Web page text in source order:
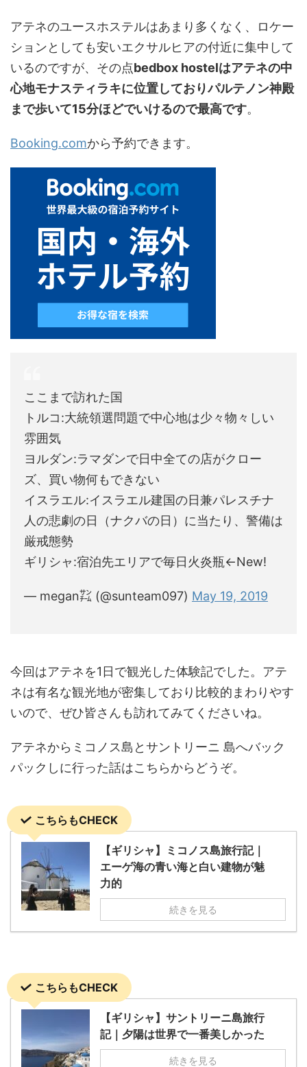
アテネのユースホステルはあまり多くなく、ロケー
ションとしても安いエクサルヒアの付近に集中して
いるのですが、その点bedbox hostelはアテネの中
心地モナスティラキに位置しておりパルテノン神殿
まで歩いて15分ほどでいけるので最高です。
Booking.comから予約できます。
ここまで訪れた国
トルコ:大統領選問題で中心地は少々物々しい
雰囲気
ヨルダン:ラマダンで日中全ての店がクロー
ズ、買い物何もできない
イスラエル:イスラエル建国の日兼パレスチナ
人の悲劇の日（ナクバの日）に当たり、警備は
厳戒態勢
ギリシャ:宿泊先エリアで毎日火炎瓶←New!
— megan㌠ (@sunteam097) May 19, 2019
今回はアテネを1日で観光した体験記でした。アテ
ネは有名な観光地が密集しており比較的まわりやす
いので、ぜひ皆さんも訪れてみてくださいね。
アテネからミコノス島とサントリーニ 島へバック
パックしに行った話はこちらからどうぞ。
こちらもCHECK
【ギリシャ】ミコノス島旅行記｜
エーゲ海の青い海と白い建物が魅
力的
続きを見る
こちらもCHECK
【ギリシャ】サントリーニ島旅行
記｜夕陽は世界で一番美しかった
続きを見る